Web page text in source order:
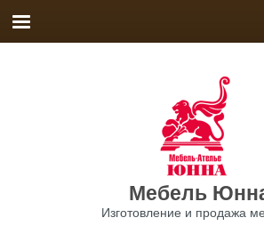
Мебель
Изготовление и продажа